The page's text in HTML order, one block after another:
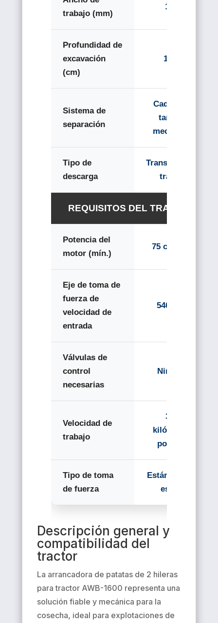
trabajo (mm)
1600
Profundidad de
excavación
(cm)
15-25
Sistema de
separación
Cadena de
tamices
mecánicos
Tipo de
descarga
Transportador
trasero
REQUISITOS DEL TRACTOR
Potencia del
motor (mín.)
75 caballos
Eje de toma de
fuerza de
velocidad de
entrada
540 RPM
Válvulas de
control
necesarias
Ninguno
Velocidad de
trabajo
3 - 5
kilómetros
por hora
Tipo de toma
de fuerza
Estándar de 6
estrías
Descripción general y
compatibilidad del
tractor
La arrancadora de patatas de 2 hileras
para tractor AWB-1600 representa una
solución fiable y mecánica para la
cosecha, ideal para explotaciones de